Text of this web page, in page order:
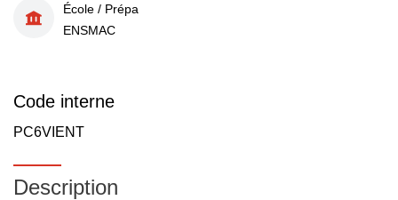
École / Prépa
ENSMAC
Code interne
PC6VIENT
Description